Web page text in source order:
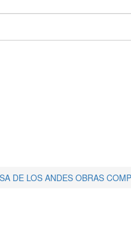
DE LOS ANDES OBRAS